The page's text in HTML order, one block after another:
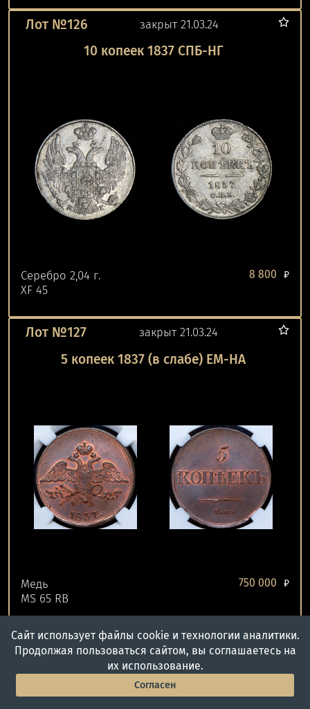
Лот №126 закрыт 21.03.24
10 копеек 1837 СПБ-НГ
Серебро 2,04 г.
XF 45
8 800 ₽
Лот №127 закрыт 21.03.24
5 копеек 1837 (в слабе) ЕМ-НА
Медь
MS 65 RB
750 000 ₽
Лот №128 закрыт 21.03.24
5 рублей 1838 (в слабе) СПБ-ПД
(единственный ТОП-г...
Сайт использует файлы cookie и технологии аналитики.
Продолжая пользоваться сайтом, вы соглашаетесь на
их использование.
Согласен